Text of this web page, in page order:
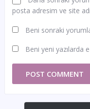
posta adresim ve site
Beni sonraki
Beni yeni yazılarda